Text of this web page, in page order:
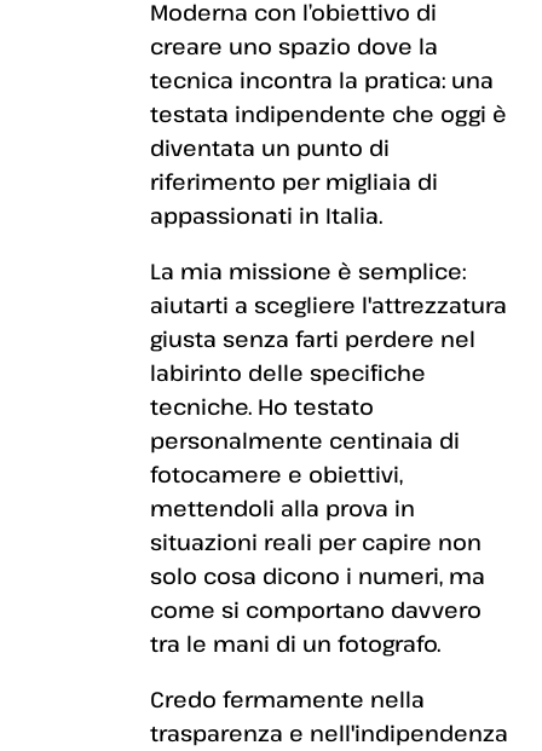
Moderna con l’obiettivo di
creare uno spazio dove la
tecnica incontra la pratica: una
testata indipendente che oggi è
diventata un punto di
riferimento per migliaia di
appassionati in Italia.
La mia missione è semplice:
aiutarti a scegliere l'attrezzatura
giusta senza farti perdere nel
labirinto delle specifiche
tecniche. Ho testato
personalmente centinaia di
fotocamere e obiettivi,
mettendoli alla prova in
situazioni reali per capire non
solo cosa dicono i numeri, ma
come si comportano davvero
tra le mani di un fotografo.
Credo fermamente nella
trasparenza e nell'indipendenza